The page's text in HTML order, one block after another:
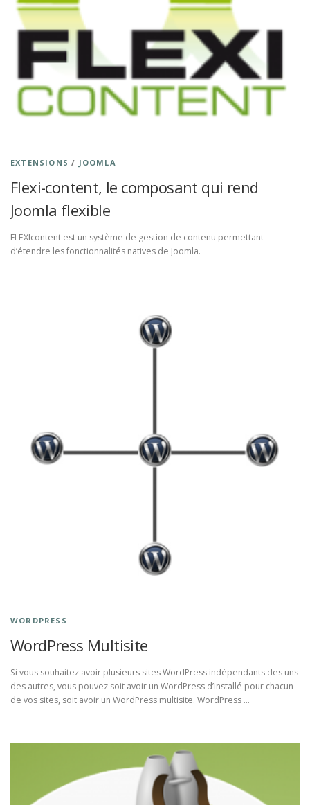
EXTENSIONS / JOOMLA
Flexi-content, le composant qui rend
Joomla flexible
FLEXIcontent est un système de gestion de contenu permettant
d’étendre les fonctionnalités natives de Joomla.
WORDPRESS
WordPress Multisite
Si vous souhaitez avoir plusieurs sites WordPress indépendants des uns
des autres, vous pouvez soit avoir un WordPress d’installé pour chacun
de vos sites, soit avoir un WordPress multisite. WordPress …